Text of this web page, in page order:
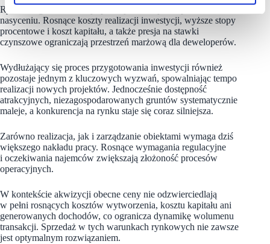
Rynek ulega konsolidacji, profesjonalizacji i stopniowemu
nasyceniu. Rosnące koszty realizacji inwestycji, wyższe stopy
procentowe i koszt kapitału, a także presja na stawki
czynszowe ograniczają przestrzeń marżową dla deweloperów.
Wydłużający się proces przygotowania inwestycji również
pozostaje jednym z kluczowych wyzwań, spowalniając tempo
realizacji nowych projektów. Jednocześnie dostępność
atrakcyjnych, niezagospodarowanych gruntów systematycznie
maleje, a konkurencja na rynku staje się coraz silniejsza.
Zarówno realizacja, jak i zarządzanie obiektami wymaga dziś
większego nakładu pracy. Rosnące wymagania regulacyjne
i oczekiwania najemców zwiększają złożoność procesów
operacyjnych.
W kontekście akwizycji obecne ceny nie odzwierciedlają
w pełni rosnących kosztów wytworzenia, kosztu kapitału ani
generowanych dochodów, co ogranicza dynamikę wolumenu
transakcji. Sprzedaż w tych warunkach rynkowych nie zawsze
jest optymalnym rozwiązaniem.